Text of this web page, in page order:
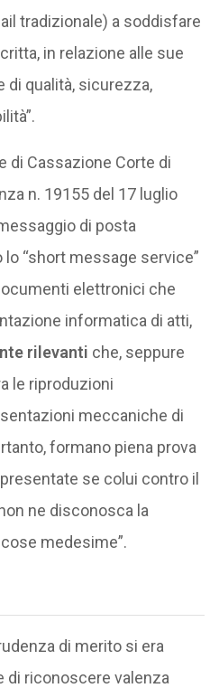
tradizionale) a soddisfare
in relazione alle sue
qualità, sicurezza,
di Cassazione Corte di
n. 19155 del 17 luglio
di posta
“short message service”
elettronici che
informatica di atti,
rilevanti che, seppure
le riproduzioni
meccaniche di
formano piena prova
se colui contro il
ne disconosca la
medesime”.
di merito si era
di riconoscere valenza